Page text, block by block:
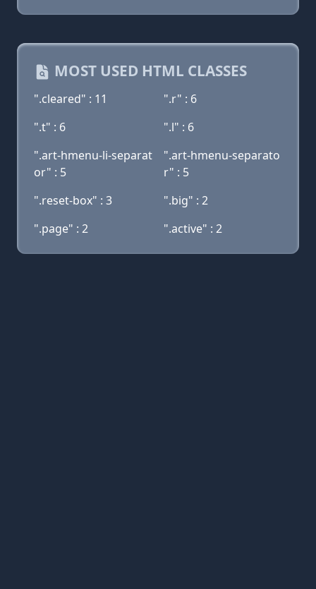
MOST USED HTML CLASSES
".cleared" : 11
".r" : 6
".t" : 6
".l" : 6
".art-hmenu-li-separat
or" : 5
".art-hmenu-separato
r" : 5
".reset-box" : 3
".big" : 2
".page" : 2
".active" : 2